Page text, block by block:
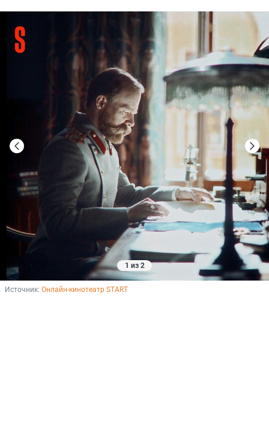
1 из 2
Источник: Онлайн-кинотеатр START